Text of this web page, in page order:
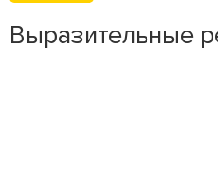
Выразительные